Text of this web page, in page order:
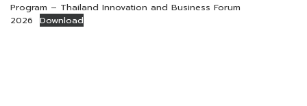
Program – Thailand Innovation and Business Forum
2026 Download